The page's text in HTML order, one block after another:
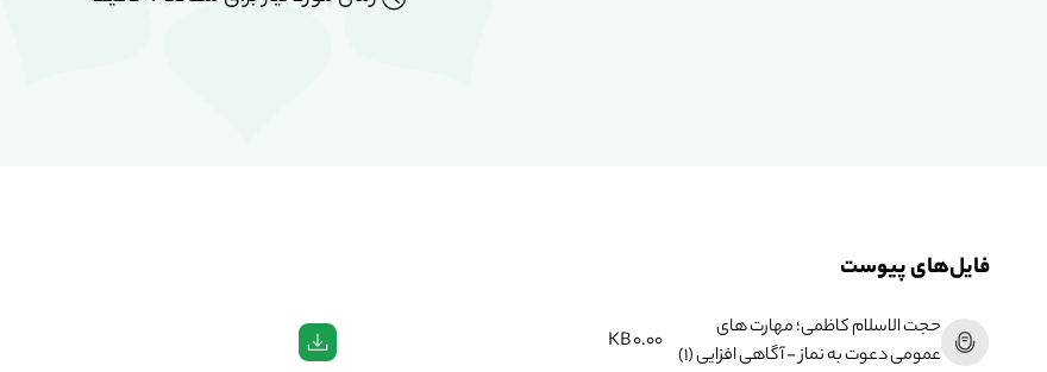
فایل‌های پیوست
حجت الاسلام کاظمی؛ مهارت های
عمومی دعوت به نماز - آگاهی افزایی (1)
0.00 KB